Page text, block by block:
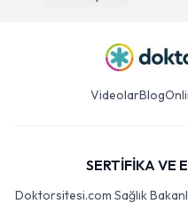
VideolarBlog
SERTİFİKA VE
Doktorsitesi.com Sağlık